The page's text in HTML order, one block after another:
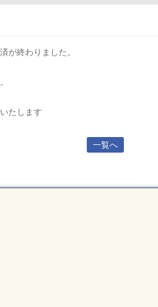
が終わりました。
たします
一覧へ